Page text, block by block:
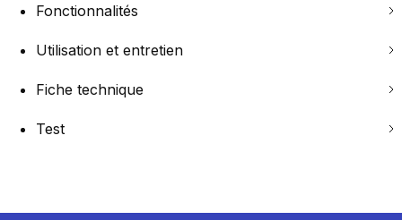
Fonctionnalités
Utilisation et entretien
Fiche technique
Test